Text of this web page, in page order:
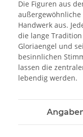
Die Figuren aus
Handwerk aus.
die lange
Gloriaengel und
besinnlichen
lassen die
lebendig werden.